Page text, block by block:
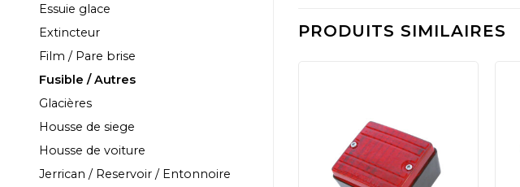
Essuie glace
Extincteur
Film / Pare brise
Fusible / Autres
Glacières
Housse de siege
Housse de voiture
Jerrican / Reservoir / Entonnoire
PRODUITS SIMILAIRES